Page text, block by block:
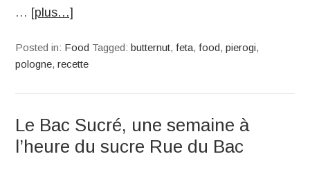
… [plus…]
Posted in: Food Tagged:butternut,feta,food,pierogi,
pologne,recette
Le Bac Sucré, une semaine à
l’heure du sucre Rue du Bac